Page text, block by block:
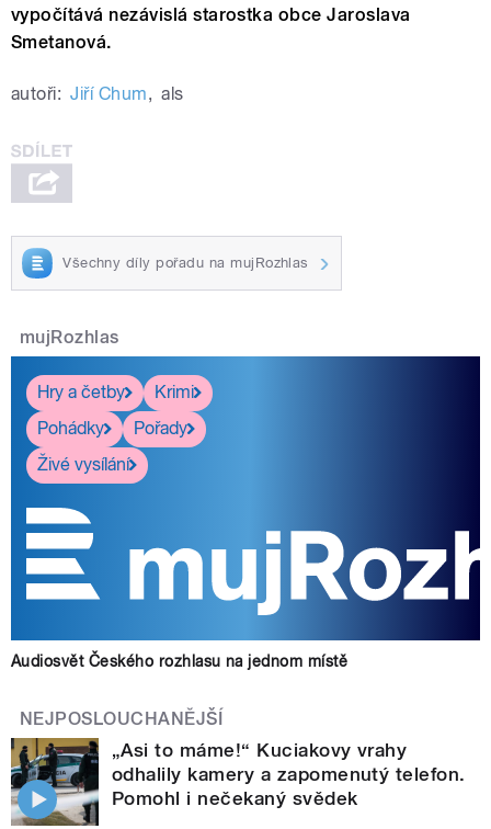
vypočítává nezávislá starostka obce Jaroslava
Smetanová.
autoři: Jiří Chum, als
Všechny díly pořadu na mujRozhlas
mujRozhlas
Hry a četby
Krimi
Pohádky
Pořady
Živé vysílání
Audiosvět Českého rozhlasu na jednom místě
NEJPOSLOUCHANĚJŠÍ
„Asi to máme!“ Kuciakovy vrahy
odhalily kamery a zapomenutý telefon.
Pomohl i nečekaný svědek